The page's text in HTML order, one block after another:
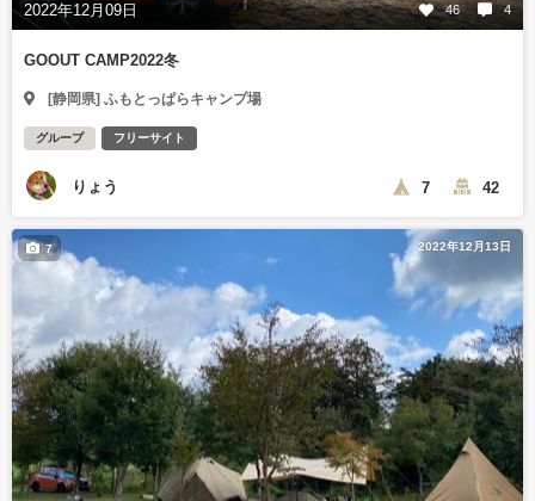
2022年12月09日 46 4
GOOUT CAMP2022冬
[静岡県] ふもとっぱらキャンプ場
グループ フリーサイト
りょう 7 42
2022年12月13日
7